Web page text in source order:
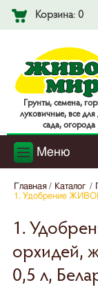
Корзина: 0
Гpyнты, ceмeнa,
лyкoвичныe, вce
caдa, oгopoдa
Меню
Главная Каталог
1. Удобрение
1.
орхидей,
0,5 л,